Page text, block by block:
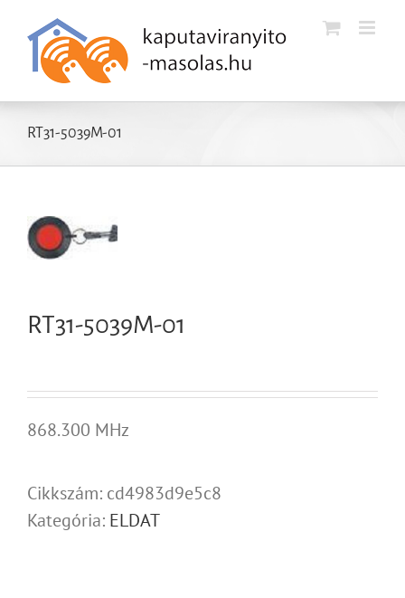
Kihagyás
RT31-5039M-01
RT31-5039M-01
868.300 MHz
Cikkszám: cd4983d9e5c8
Kategória: ELDAT